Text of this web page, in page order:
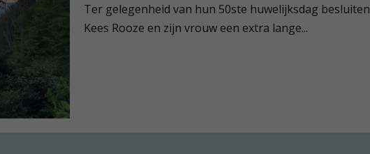
Ter gelegenheid van hun 50ste huwelijksdag besluiten
Kees Rooze en zijn vrouw een extra lange...